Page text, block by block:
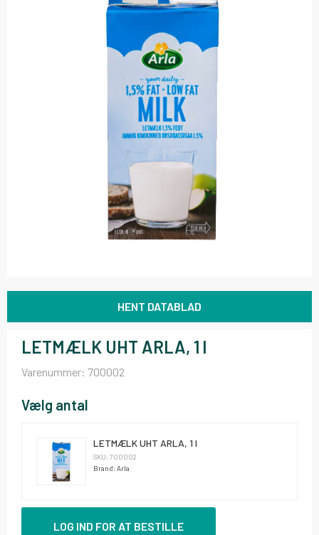
HENT DATABLAD
LETMÆLK UHT ARLA, 1 l
Varenummer: 700002
Vælg antal
LETMÆLK UHT ARLA, 1 l
SKU: 700002
Brand: Arla
LOG IND FOR AT BESTILLE